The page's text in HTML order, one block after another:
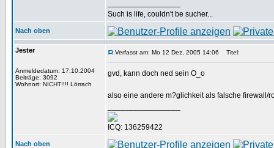
Such is life, couldn't be sucher...
Nach oben
Jester
Anmeldedatum: 17.10.2004
Beiträge: 3092
Wohnort: NICHT!!!! Lörrach
Verfasst am: Mo 12 Dez, 2005 14:06 Titel:
gvd, kann doch ned sein O_o
also eine andere m?glichkeit als falsche firewall/
ICQ: 136259422
Nach oben